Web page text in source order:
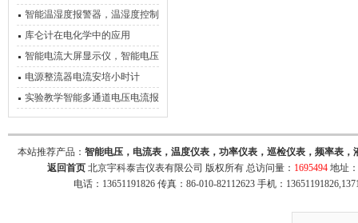
信号隔离转换模块
智能温湿度报警器，温湿度控制
器
库仑计在电化学中的应用
智能电流大屏显示仪，智能电压
大屏显示仪
电源整流器电流安培小时计
实验教学智能多通道电压电流报
警记录系统，30通道电压电流监
测仪
本站推荐产品： 智能电压，电流表，温度仪表，功率仪表，巡检仪表，频率表
返回首页 北京宇科泰吉仪表有限公司 版权所有 总访问量： 1695494 地址
电话：13651191826 传真：86-010-82112623 手机：